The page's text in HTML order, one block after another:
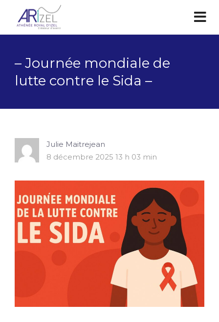
– Journée mondiale de
lutte contre le Sida –
Julie Maitrejean
8 décembre 2025 13 h 03 min